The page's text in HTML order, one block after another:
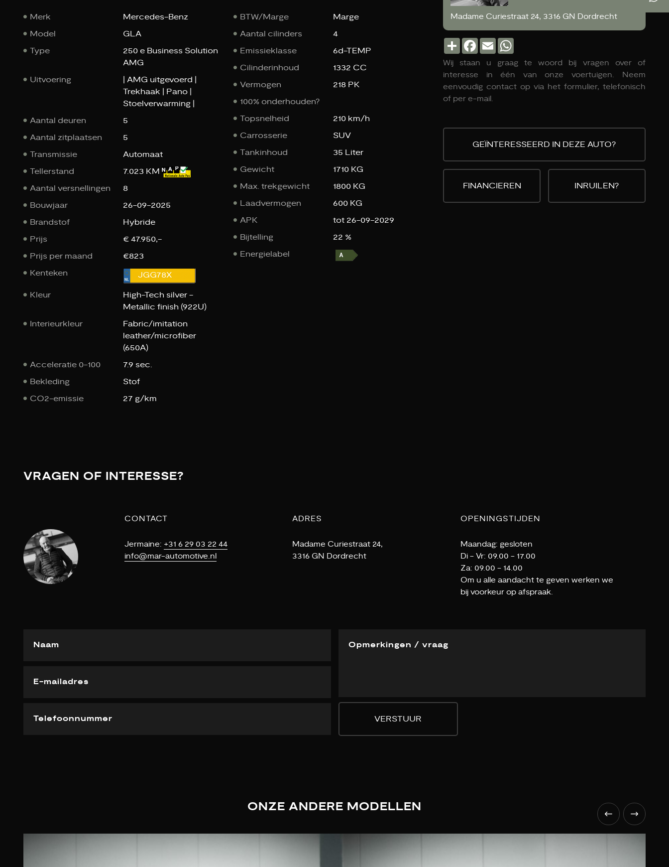
Merk
Mercedes-Benz
Model
GLA
Type
250 e Business Solution
AMG
Uitvoering
| AMG uitgevoerd |
Trekhaak | Pano |
Stoelverwarming |
Aantal deuren
5
Aantal zitplaatsen
5
Transmissie
Automaat
Tellerstand
7.023 KM
Aantal versnellingen
8
Bouwjaar
26-09-2025
Brandstof
Hybride
Prijs
€ 47.950,-
Prijs per maand
€823
Kenteken
JGG78X
Kleur
High-Tech silver -
Metallic finish (922U)
Interieurkleur
Fabric/imitation
leather/microfiber
(650A)
Acceleratie 0-100
7.9 sec.
Bekleding
Stof
CO2-emissie
27 g/km
BTW/Marge
Marge
Aantal cilinders
4
Emissieklasse
6d-TEMP
Cilinderinhoud
1332 CC
Vermogen
218 PK
100% onderhouden?
Topsnelheid
210 km/h
Carrosserie
SUV
Tankinhoud
35 Liter
Gewicht
1710 KG
Max. trekgewicht
1800 KG
Laadvermogen
600 KG
APK
tot 26-09-2029
Bijtelling
22 %
Energielabel
Madame Curiestraat 24, 3316 GN Dordrecht
DeelFacebook
Email
Wij staan u graag te woord bij vragen over of
interesse in één van onze voertuigen. Neem
eenvoudig contact op via het formulier, telefonisch
of per e-mail.
GEÏNTERESSEERD IN DEZE AUTO?
FINANCIEREN INRUILEN?
VRAGEN OF INTERESSE?
CONTACT
Jermaine: +31 6 29 03 22 44
info@mar-automotive.nl
ADRES
Madame Curiestraat 24,
3316 GN Dordrecht
OPENINGSTIJDEN
Maandag: gesloten
Di - Vr: 09.00 - 17.00
Za: 09.00 - 14.00
Om u alle aandacht te geven werken we
bij voorkeur op afspraak.
VERSTUUR
ONZE ANDERE MODELLEN